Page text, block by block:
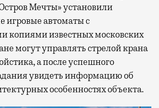
Мечты» установили
игровые автоматы с
известных московских
могут управлять стрелой крана
а после успешного
увидеть информацию об
особенностях объекта.